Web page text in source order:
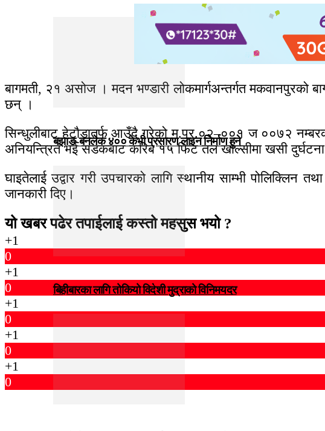
बझाङ-बनलेक ४०० केभी प्रसारण लाइन निर्माण हुने
बिहीबारका लागि तोकियो विदेशी मुद्राको विनिमयदर
बागमती, २१ असोज । मदन भण्डारी लोकमार्गअन्तर्गत मकवानपुरको
छन् ।
सिन्धुलीबाट हेटाैडातर्फ आउँदै गरेको म.प्र.०२–००१ ज ००७२
अनियन्त्रित भई सडकबाट करिब १५ फिट तल खोल्सीमा खसी
घाइतेलाई उद्वार गरी उपचारको लागि स्थानीय साम्भी पोलिक्लिन
जानकारी दिए।
यो खबर पढेर तपाईलाई कस्तो महसुस भयो ?
+1
0
+1
0
+1
0
+1
0
+1
0